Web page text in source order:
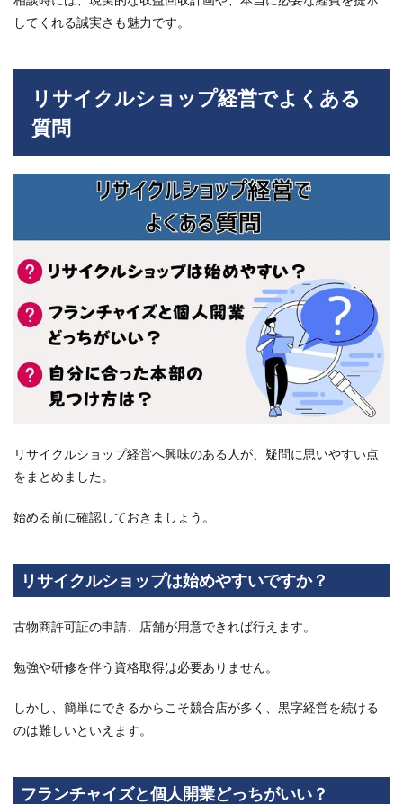
してくれる誠実さも魅力です。
リサイクルショップ経営でよくある
質問
リサイクルショップ経営へ興味のある人が、疑問に思いやすい点
をまとめました。
始める前に確認しておきましょう。
リサイクルショップは始めやすいですか？
古物商許可証の申請、店舗が用意できれば行えます。
勉強や研修を伴う資格取得は必要ありません。
しかし、簡単にできるからこそ競合店が多く、黒字経営を続ける
のは難しいといえます。
フランチャイズと個人開業どっちがいい？